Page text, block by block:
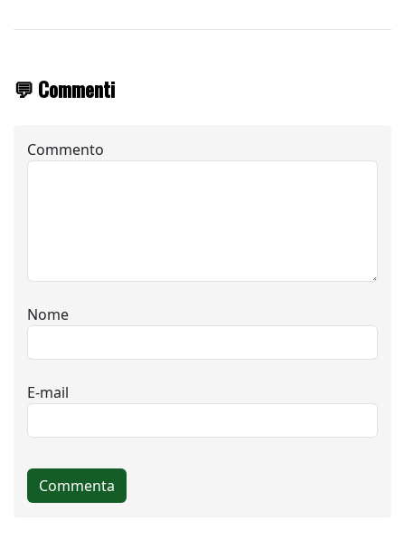
💬 Commenti